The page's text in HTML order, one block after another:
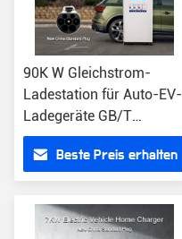
90K W Gleichstrom-
Ladestation für Auto-EV-
Ladegeräte GB/T
Zertifikat CAN
Kommunikation
kommerziell schnell eine
Maschine zwei Waffen
Beste Preis erhalten